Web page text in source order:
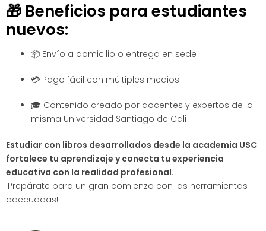
🎁 Beneficios para estudiantes
nuevos:
📦 Envío a domicilio o entrega en sede
💳 Pago fácil con múltiples medios
🎓 Contenido creado por docentes y expertos de la
misma Universidad Santiago de Cali
Estudiar con libros desarrollados desde la academia USC
fortalece tu aprendizaje y conecta tu experiencia
educativa con la realidad profesional.
¡Prepárate para un gran comienzo con las herramientas
adecuadas!